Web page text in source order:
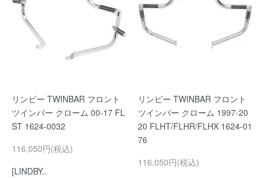
リンビー TWINBAR フロント
ツインバー クローム 00-17 FL
ST 1624-0032
116,050円(税込)
[LINDBY..
リンビー TWINBAR フロント
ツインバー クローム 1997-20
20 FLHT/FLHR/FLHX 1624-01
76
116,050円(税込)